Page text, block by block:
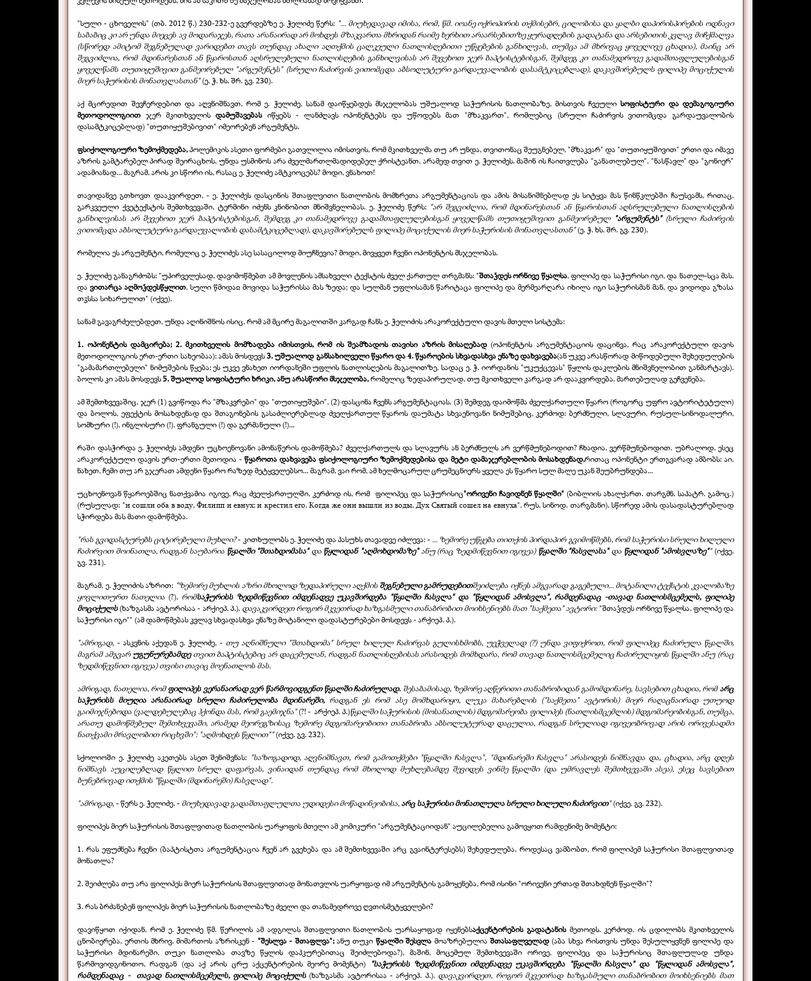
"სული - ცხოველის" (თბ. 2012 წ.) 230-232-ე გვერდებზე ე. ჭელიძე წერს: "... მიუხედავად იმისა, რომ, წმ. იოანე ოქროპირის თქმისებრ, ცილობისა და ყალბი დაპირისპირების ოდნავი
საბაბიც კი არ უნდა მიეცეს ავ მოდარაჯეს, რათა არანაირად არ მოხდეს მზაკვართა მხრიდან რაიმე ხერხით არაარსებითზე ყურადღების გადატანა და არსებითის კვლავ მიჩქმალვა
(სწორედ ამიტომ შეგნებულად ვარიდებთ თავს თუნდაც ახალი აღთქმის ცალკეული ნათლისღებითი უწყებების განხილვას, თუმცა ამ მხრივაც ყოველივე ცხადია), მაინც არ
შეგვიძლია, რომ მდინარესთან ან წყაროსთან აღსრულებული ნათლისღების განხილვისას არ შევეხოთ ჯერ ბაპტისტებისგან, შემდეგ კი თანამედროვე გადაშთაფლულებისგან
ყოველწამს თუთიყუშივით განმეორებულ "არგუმენტს" (სრული ჩაძირვის ვითომცდა აბსოლუტური გარდაუვალობის დასამტკიცებლად), დაკავშირებულს ფილიპე მოციქულის
მიერ საჭურისის მონათვლასთან"(ე. ჭ. ხს. შრ. გვ. 230).
აქ მცირედით შევჩერდებით და აღვნიშნავთ, რომ ე. ჭელიძე, სანამ დაიწყებდეს მსჯელობას უშუალოდ საჭურისის ნათლობაზე, მისთვის ჩვეულისოფისტური და დემაგოგიური
მეთოდოლოგიით ჯერ მკითხველისდამუშავებასიწყებს - ლანძღავს ოპონენტებს და უწოდებს მათ "მზაკვართ", რომლებიც (სრული ჩაძირვის ვითომცდა გარდაუვალობის
დასამტკიცებლად) "თუთიყუშებივით" იმეორებენ არგუმენტს.
ფსიქოლოგიური ზემოქმედება,პოლემიკის ასეთი ფორმები გათვლილია იმისთვის, რომ მკითხველმა თუ არ უნდა, თვითონაც შეუგნებელ, "მზაკვარ" და "თუთიყუშივით" ერთი და იმავე
აზრის გამტარებელ პირად შეირაცხოს, უნდა უსმინოს არა ძველმართლმადიდებელ ქრისტეანთ, არამედ თვით ე. ჭელიძეს. მაშინ ის ჩაითვლება "განათლებულ", "ნასწავლ" და "გონიერ"
ადამიანად... მაგრამ, არის კი სწორი ის, რასაც ე. ჭელიძე ამტკიოცებს? მოდი, ვნახოთ!
თავიდანვე გთხოვთ დააკვირდეთ, -ე. ჭელიძეს დასცინის შთაფლვითი ნათლობის მომხრეთა არგუმენტაციას და ამის მისანიშნებლად ეს სიტყვა მას წინწკლებში ჩაუსვამს, რითაც,
გარკვეული ქვეტექსტის შემთხვევაში, ტერმინი იძენს კნინობით მნიშვნელობას. ე. ჭელიძე წერს: "არ შეგვიძლია, რომ მდინარესთან ან წყაროსთან აღსრულებული ნათლისღების
განხილვისას არ შევეხოთ ჯერ ბაპტისტებისგან, შემდეგ კი თანამედროვე გადაშთაფლულებისგან ყოველწამს თუთიყუშივით განმეორებულ "არგუმენტს"(სრული ჩაძირვის
ვითომცდა აბსოლუტური გარდაუვალობის დასამტკიცებლად), დაკავშირებულს ფილიპე მოციქულის მიერ საჭურისის მონათვლასთან"(ე. ჭ. ხს. შრ. გვ. 230).
რომელია ეს არგუმენტი, რომელიც ე. ჭელიძეს ასე სასაცილოდ მიუჩნევია? მოდი, მივყვეთ ჩვენი ოპონენტის მსჯელობას.
ე. ჭელიძე განაგრძობს: "უპირველესად, დავიმოწმებთ ამ მოვლენის ამსახველი ტექსტის ძველ ქართულ თრგმანს: "შთაჴდესორნივე წყალსა, ფილიპე და საჭურისი იგი, და ნათელ-სცა მას.
დავითარცა აღმოჴდესწყლით, სული წმიდაჲ მოვიდა საჭურისსა მას ზედა; და სულმან უფლისამან წარიტაცა ფილიპე და მერმეარღარა იხილა იგი საჭურისმან მან, და ვიდოდა გზასა
თჳსსა სიხარულით" (იქვე).
სანამ გავაგრძელებდეთ, უნდა აღინიშნოს ისიც, რომ ამ მცირე მაგალითში კარგად ჩანს ე. ჭელიძის არაკორექტული დავის მთელი სისტემა:
1. ოპონენტის დამცირება; 2. მკითხველის მომზადება იმისთვის, რომ ის შეამზადოს თავისი აზრის მისაღებად(ოპონენტის არგუმენტაციის დაცინვა, რაც არაკორექტული დავის
მეთოდოლოგიის ერთ-ერთი სახეობაა); ამას მოსდევს3. უშუალოდ განსახილველი წყარო და 4. წყაროების სხვადასხვა ენაზე დახვავება(ან უკვე არასწორად მიწოდებული შეხედულების
"გამამართლებელი" ნიმუშების წყება; ეს უკვე ვნახეთ იორდანეში უფლის ნათლისღების მაგალითზე, სადაც ე. ჭ. იორდანის "უკუქცევას" წყლის დაკლების მნიშვნელობით განმარტავს).
ბოლოს კი ამას მოსდევს5. შუალოდ სოფისტური ხრიკი, ანუ არასწორი მსჯელობა,რომელიც ზედაპირულად, თუ მკითხველი კარგად არ დააკვირდება, მართებულად გეჩვენება.
ამ შემთხვევაშიც, ჯერ (1) გვიწოდა რა "მზაკვრები" და "თუთიყუშები", (2) დასცინა ჩვენს არგუმენტაციას, (3) შემდეგ დაიმოწმა ძველქართული წყარო (როგორც უფრო ავტორიტეტული)
და ბოლოს, ეფექტის მოსახდენად და შთაგონების გასაძლიერებლად ძველქართულ წყაროს დაუმატა სხვაენოვანი ნიმუშებიც, კერძოდ: ბერძნული, სლავური, რუსულ-სინოდალური,
სომხური (!), ინგლისური (!), ფრანგული (!) და გერმანული (!)...
რაში დასჭირდა ე. ჭელიძეს ამდენი უცხოენოვანი ამონაწერის დამოწმება? ძველქართულს და სლავურს ან ბერძნულს არ ვერწმუნებოდით? ჩხადია, ვერწმუნებოდით. უბრალოდ, ესეც
არაკორექტული დავის ერთ-ერთი მეთოდია - წყაროთა დახვავება ფსიქოლოგიური ზემოქმედებისა და მეტი დამაჯერებლობის მოსახდენად,რითაც ოპონენტი ერთგვარად ამბობს: აი,
ნახეთ, ჩემი თუ არ გჯერათ ამდენი წყარო რაზედ მეტყველებსო... მაგრამ, ვაი რომ, ამ ხელმოცარულ ცრუმეცნიერს ყველა ეს წყარო სულ მალე უკან შეუბრუნდება...
უცხოენოვან წყაროებშიც ნათქვამია იგივე, რაც ძველქართულში, კერძოდ ის, რომ ფილიპეც და საჭურისიც"ორივენი ჩავიდნენ წყალში" (ბიბლიის ახალქართ. თარგმნ. საპატრ. გამოც.)
(რუსულად: "и сошли оба в воду, Филипп и евнух; и крестил его. Когда же они вышли из воды, Дух Святый сошел на евнуха". რუს. სინოდ. თარგმანი). სწორედ ამის დასადასტურებლად
სჭირდება მას მათი დამოწმება.
"რას გვიდასტურებს ციტირებული მუხლი?- კითხულობს ე. ჭელიძე და პასუხს თავადვე იძლევა: - ... ზემორე უწყება თითქოს პირდაპირ გვიმოწმებს, რომ საჭურისი სრული ხილული
ჩაძირვით მოინათლა, რადგან საუბარია წყალში "შთახდომასა"და წყლიდან "აღმოხდომაზე"ანუ (რაც ზედმიწევნით იგივეა) წყალში "ჩასვლასა"და წყლიდან "ამოსვლაზე""(იქვე.
გვ. 231).
მაგრამ, ე. ჭელიძის აზრით: "ზემორე მუხლის აზრი მხოლოდ ზედაპირული აღქმის შეგნებული გამრუდებითშეიძლება იქნეს ამგვარად გაგებული... მოტანილი ტექსტის კვალობაზე
ყოვლითურთ ნათელია(?), რომსაჭურისს ზედმიწევნით იმდენადვე უკავშირდება "წყალში ჩასვლა" და "წყლიდან ამოსვლა", რამდენადაც -თავად ნათლისმცემელს, ფილიპე
მოციქულს(ხაზგასმა ავტორისაა - არქიეპ. პ.). დავაკვირდეთ როგორ მკვეთრად ხაზგასმული თანაბრობით მოიხსენიებს მათ "საქმეთა" ავტორი: "შთაჴდეს ორნივე წყალსა, ფილიპე და
საჭურისი იგი"" (ამ დამოწმებას კვლავ სხვადასხვა ენაზე მოტანილი დადასტურებები მოსდევს -არქიეპ. პ.).
"ამრიგად, - ასკვნის აქედან ე. ჭელიძე, - თუ აღნიშნული "შთახდომა" სრულ ხილულ ჩაძირვას გულისხმობს, უეჭველად (?) უნდა ვიფიქროთ, რომ ფილიპეც ჩაძირულა წყალში,
მაგრამ ამგვარ უგუნურებამდეთვით ბაპტისტებიც არ დაცემულან, რადგან ნათლისღებისას არასოდეს მომხდარა, რომ თავად ნათლისმცემელიც ჩაძირულიყოს წყალში ანუ (რაც
ზედმიწევნით იგივეა) თვისი თავიც მოენათლოს მას.
ამრიგად, ნათელია, რომფილიპეს ვერანაირად ვერ წარმოვიდგენთ წყალში ჩაძირულად. შესაბამისად, ზემორე აღწერითი თანაბრობიდან გამომდინარე, სავსებით ცხადია, რომარც
საჭურისს მიუღია არანაირად სრული ჩაძირულობა მდინარეში, რადგან ეს რომ ასე მომხდარიყო, ლუკა მახარებლის ("საქმეთა" ავტორის) მიერ რაღაცნაირად უთუოდ
გაიმიჯნებოდა (ვალდებულებაც ჰქონდა მას, რომ გაემიჯნა"(?! -არქიეპ. პ.)წყალში საჭურისის (მოსანათლის) მდგომარეობა ფილიპეს (ნათლისმცემლის) მდგომარეობისგან, თუმცა,
არათუ დამოწმებულ შემთხვევაში, არამედ მეორეგზისაც ზემორე მდგომარეობითი თანაბრობა აბსოლუტურად დაცულია, რადგან სრულიად იგივეობრივად არის ორივესადმი
ნათქვამი მრავლობით რიცხვში": "აღმოხდეს წყლით""(იქვე. გვ. 232).
სქოლიოში ე. ჭელიძე აკეთებს ასეთ შენიშვნას: "საზოგადოდ, აღვნიშნავთ, რომ გამოთქმები "წყალში ჩასვლა", "მდინარეში ჩასვლა" არასოდეს ნიშნავდა და, ცხადია, არც დღეს
ნიშნავს აუცილებლად წყლით სრულ დაფარვას, ვინაიდან თუნდაც რომ მხოლოდ მუხლებამდე შევიდეს ვინმე წყალში (და უმრავლეს შემთხვევაში ასეა), ესეც სავსებით
ბუნებრივად ითქმის "წყალში (მდინარეში) ჩასვლად".
"ამრიგად,-წერს ე. ჭელიძე, - მიუხედავად გადაშთაფლულთა უდიდესი მოწადინეობისა,არც საჭურისი მონათლულა სრული ხილული ჩაძირვით"(იქვე. გვ. 232).
ფილიპეს მიერ საჭურისის შთაფლვითად ნათლობის უარყოფის მთელი ამ კომიკური "არგუმენტაციიდან" აუცილებელია გამოვყოთ რამდენიმე მომენტი:
1. რას ეფუძნება ჩვენი (ბაპტისტთა არგუმენტაცია ჩვენ არ გვეხება და ამ შემთხვევაში არც გვაინტერესებს) შეხედულება, როდესაც ვამბობთ, რომ ფილიპემ საჭურისი შთაფლვითად
მონათლა?
2. შეიძლება თუ არა ფილიპეს მიერ საჭურისის შთაფლვითად მონათვლის უარყოფად იმ არგუმენტის გამოყენება, რომ ისინი "ორივენი ერთად შთახდნენ წყალში"?
3. რას ბრძანებენ ფილიპეს მიერ საჭურისის ნათლობაზე ძველი და თანამედროვე ღვთისმეტყველები?
დავიწყოთ იქიდან, რომ ე. ჭელიძე წმ. წერილის ამ ადგილას შთაფლვითი ნათლობის უარსაყოფად იყენებსაქცენტირების გადატანისმეთოდს. კერძოდ, ის ცდილობს მკითხველის
ცნობიერება, ერთის მხრივ, მიმართოს აზრისკენ - "შესლვა - შთაფლვა";ანუ თუკი წყალში შესვლა მოაზრებულია შთასაფლველად (აბა სხვა რისთვის უნდა შესულიყვნენ ფილიპე და
საჭურისი მდინარეში, თუკი ნათლობა თავზე წყლის დაპკურებითაც შეიძლებოდა?), მაშინ, მოცემულ შემთხვევაში ორივე, ფილიპეც და საჭურისიც შთაფლულად უნდა
წარმოვიდგინოთო, რადგან (და აქ არის ცრუ აქცენტირების მეორე მომენტი) "საჭურისს ზედმიწევნით იმდენადვე უკავშირდება "წყალში ჩასვლა" და "წყლიდან ამოსვლა",
რამდენადაც -თავად ნათლისმცემელს, ფილიპე მოციქულს(ხაზგასმა ავტორისაა - არქიეპ. პ.). დავაკვირდეთ, როგორ მკვეთრად ხაზგასმული თანაბრობით მოიხსენიებს მათ